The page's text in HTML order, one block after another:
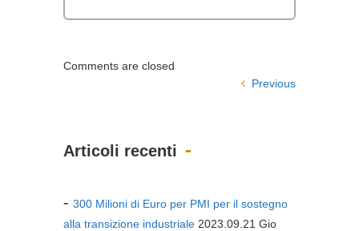
Comments are closed
Previous
Articoli recenti
300 Milioni di Euro per PMI per il sostegno
alla transizione industriale 2023.09.21 Gio